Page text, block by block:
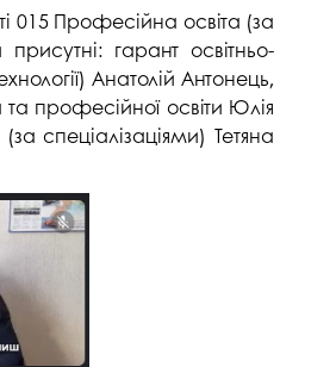
робіт (послуг)
015 Професійна освіта (за
гарант освітньо-
Анатолій Антонець,
професійної освіти Юлія
спеціалізаціями) Тетяна